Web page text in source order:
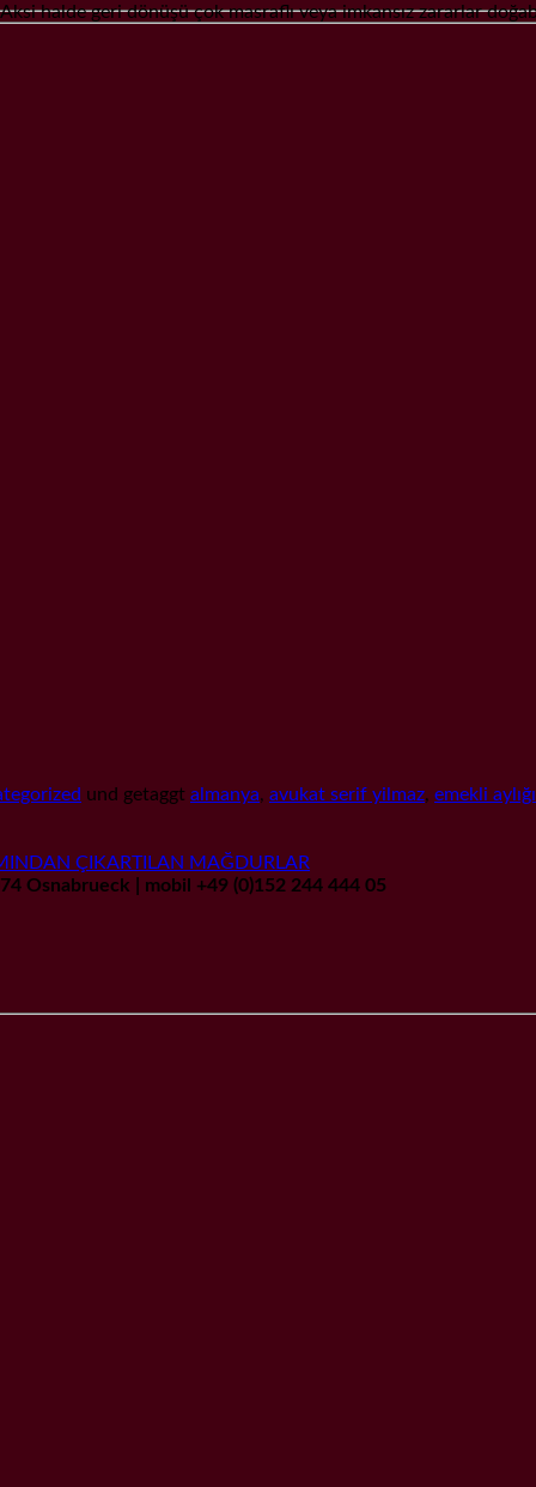
halde geri dönüşü çok masraflı veya imkansız zararlar
und getaggt almanya, avukat serif yilmaz, emekli aylığı
ÇIKARTILAN MAĞDURLAR
Osnabrueck | mobil +49 (0)152 244 444 05